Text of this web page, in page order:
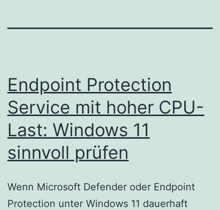
Endpoint Protection
Service mit hoher CPU-
Last: Windows 11
sinnvoll prüfen
Wenn Microsoft Defender oder Endpoint
Protection unter Windows 11 dauerhaft